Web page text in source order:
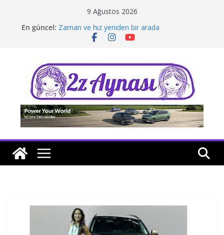
9 Ağustos 2026
En güncel: Zaman ve hız yeniden bir arada
Borusan Next Bodrum’da açıldı
Tatil rotasında test sürüşü